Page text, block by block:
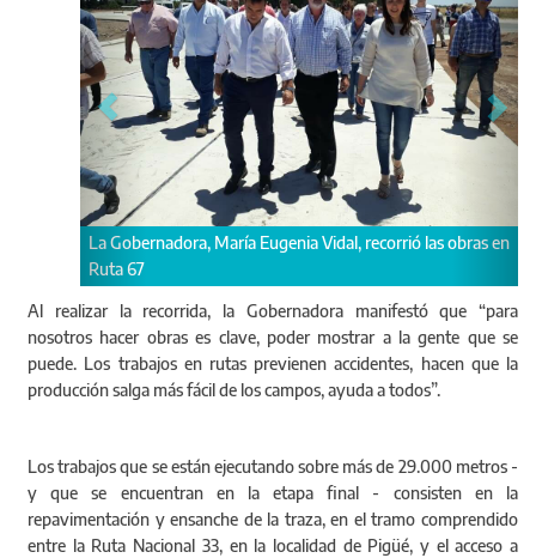
La Gobernadora, María Eugenia Vidal, recorrió las obras en
Ruta 67
Al realizar la recorrida, la Gobernadora manifestó que “para
nosotros hacer obras es clave, poder mostrar a la gente que se
puede. Los trabajos en rutas previenen accidentes, hacen que la
producción salga más fácil de los campos, ayuda a todos”.
Los trabajos que se están ejecutando sobre más de 29.000 metros -
y que se encuentran en la etapa final - consisten en la
repavimentación y ensanche de la traza, en el tramo comprendido
entre la Ruta Nacional 33, en la localidad de Pigüé, y el acceso a